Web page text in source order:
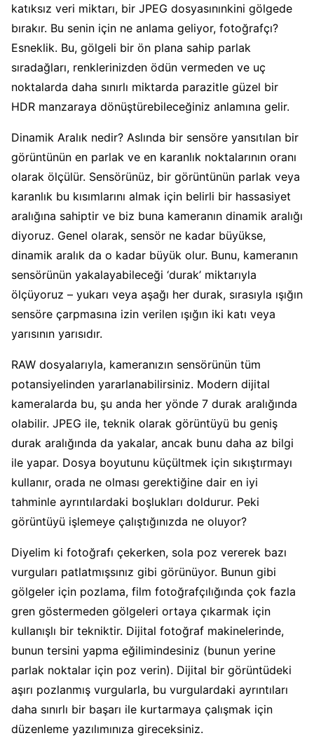
katıksız veri miktarı, bir JPEG dosyasınınkini gölgede
bırakır. Bu senin için ne anlama geliyor, fotoğrafçı?
Esneklik. Bu, gölgeli bir ön plana sahip parlak
sıradağları, renklerinizden ödün vermeden ve uç
noktalarda daha sınırlı miktarda parazitle güzel bir
HDR manzaraya dönüştürebileceğiniz anlamına gelir.
Dinamik Aralık nedir? Aslında bir sensöre yansıtılan bir
görüntünün en parlak ve en karanlık noktalarının oranı
olarak ölçülür. Sensörünüz, bir görüntünün parlak veya
karanlık bu kısımlarını almak için belirli bir hassasiyet
aralığına sahiptir ve biz buna kameranın dinamik aralığı
diyoruz. Genel olarak, sensör ne kadar büyükse,
dinamik aralık da o kadar büyük olur. Bunu, kameranın
sensörünün yakalayabileceği ‘durak’ miktarıyla
ölçüyoruz – yukarı veya aşağı her durak, sırasıyla ışığın
sensöre çarpmasına izin verilen ışığın iki katı veya
yarısının yarısıdır.
RAW dosyalarıyla, kameranızın sensörünün tüm
potansiyelinden yararlanabilirsiniz. Modern dijital
kameralarda bu, şu anda her yönde 7 durak aralığında
olabilir. JPEG ile, teknik olarak görüntüyü bu geniş
durak aralığında da yakalar, ancak bunu daha az bilgi
ile yapar. Dosya boyutunu küçültmek için sıkıştırmayı
kullanır, orada ne olması gerektiğine dair en iyi
tahminle ayrıntılardaki boşlukları doldurur. Peki
görüntüyü işlemeye çalıştığınızda ne oluyor?
Diyelim ki fotoğrafı çekerken, sola poz vererek bazı
vurguları patlatmışsınız gibi görünüyor. Bunun gibi
gölgeler için pozlama, film fotoğrafçılığında çok fazla
gren göstermeden gölgeleri ortaya çıkarmak için
kullanışlı bir tekniktir. Dijital fotoğraf makinelerinde,
bunun tersini yapma eğilimindesiniz (bunun yerine
parlak noktalar için poz verin). Dijital bir görüntüdeki
aşırı pozlanmış vurgularla, bu vurgulardaki ayrıntıları
daha sınırlı bir başarı ile kurtarmaya çalışmak için
düzenleme yazılımınıza gireceksiniz.